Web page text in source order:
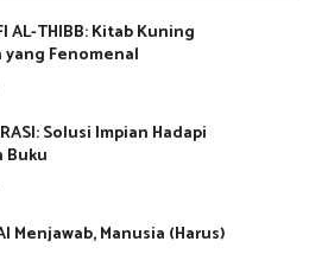
AL-THIBB: Kitab Kuning
Fenomenal
Solusi Impian Hadapi
Buku
Menjawab, Manusia (Harus)